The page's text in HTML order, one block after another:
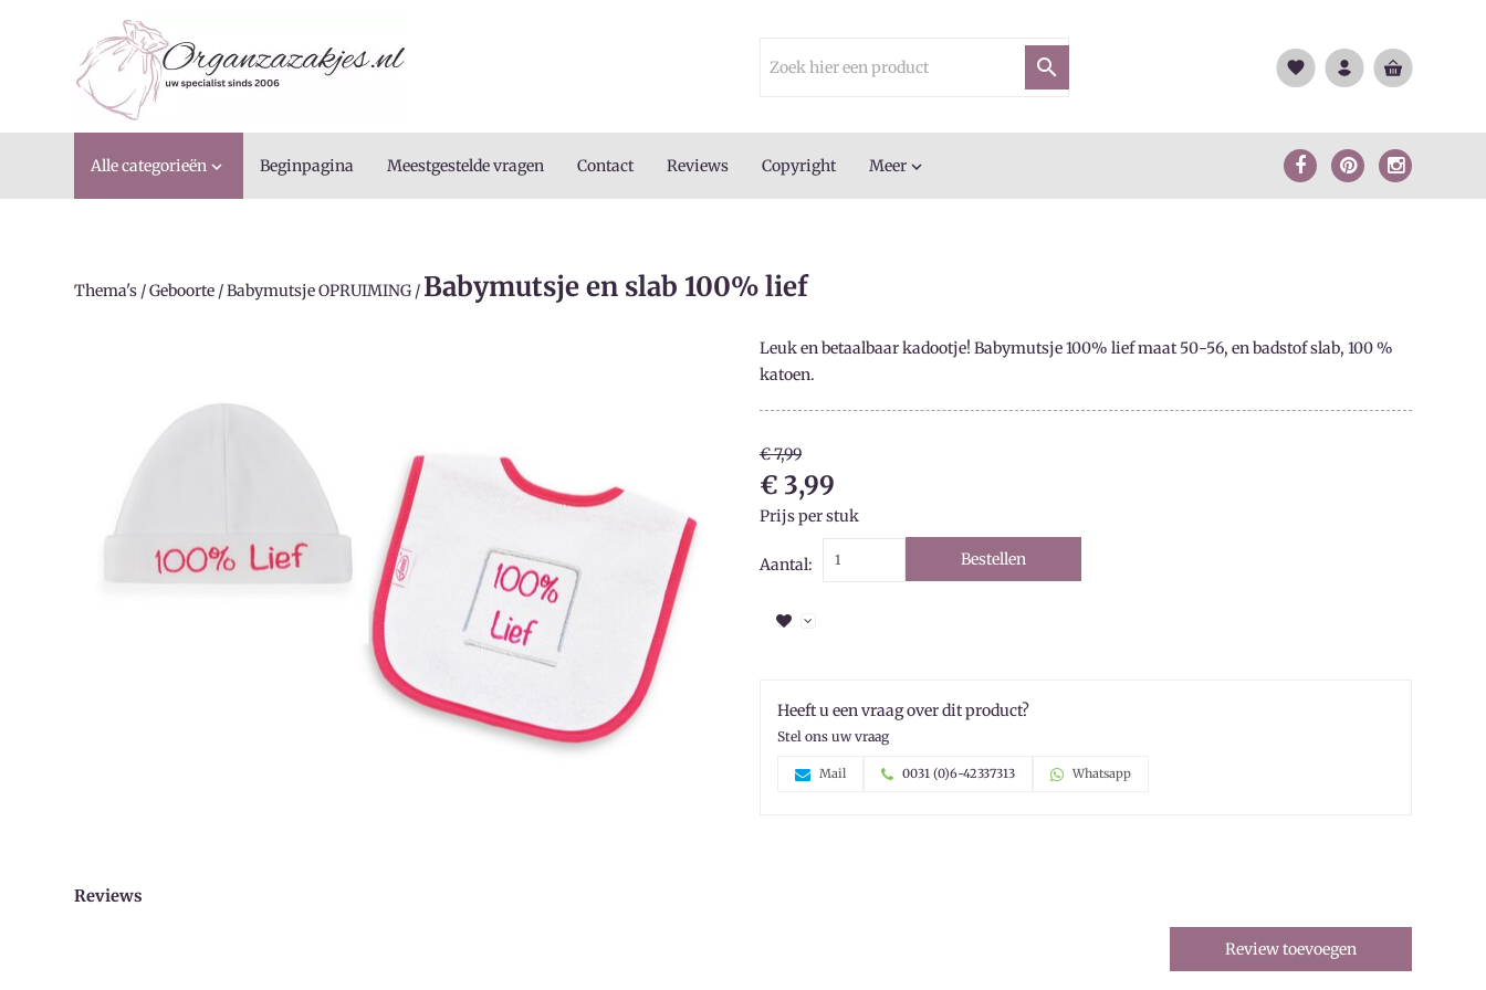
favorite

Alle categorieën  Beginpagina Meestgestelde vragen Contact Reviews Copyright Meer 
Thema's /Geboorte /Babymutsje OPRUIMING / Babymutsje en slab 100% lief
Leuk en betaalbaar kadootje! Babymutsje 100% lief maat 50-56, en badstof slab, 100 %
katoen.
€ 7,99
€ 3,99
Prijs per stuk
Aantal: Bestellen
Heeft u een vraag over dit product?
Stel ons uw vraag
Mail 0031 (0)6-42337313 Whatsapp
Reviews
Review toevoegen